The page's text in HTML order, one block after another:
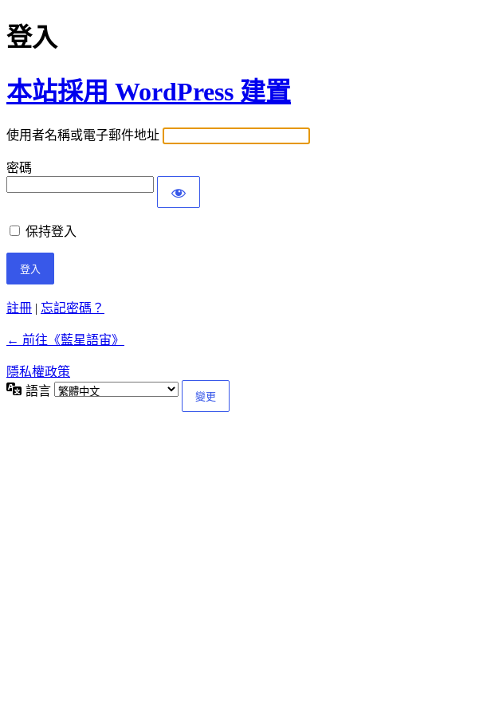
登入
本站採用 WordPress 建置
使用者名稱或電子郵件地址
密碼
保持登入
註冊 | 忘記密碼？
← 前往《藍星語宙》
隱私權政策
語言